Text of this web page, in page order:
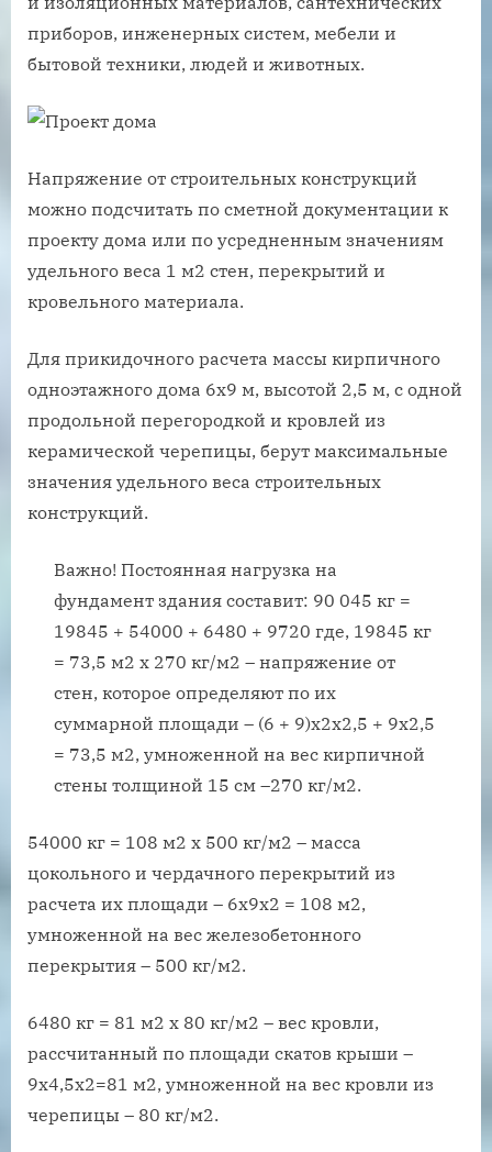
приборов, инженерных систем, мебели и
бытовой техники, людей и животных.
Напряжение от строительных конструкций
можно подсчитать по сметной документации к
проекту дома или по усредненным значениям
удельного веса 1 м2 стен, перекрытий и
кровельного материала.
Для прикидочного расчета массы кирпичного
одноэтажного дома 6х9 м, высотой 2,5 м, с одной
продольной перегородкой и кровлей из
керамической черепицы, берут максимальные
значения удельного веса строительных
конструкций.
Важно! Постоянная нагрузка на
фундамент здания составит: 90 045 кг =
19845 + 54000 + 6480 + 9720 где, 19845 кг
= 73,5 м2 х 270 кг/м2 – напряжение от
стен, которое определяют по их
суммарной площади – (6 + 9)х2х2,5 + 9х2,5
= 73,5 м2, умноженной на вес кирпичной
стены толщиной 15 см –270 кг/м2.
54000 кг = 108 м2 х 500 кг/м2 – масса
цокольного и чердачного перекрытий из
расчета их площади – 6х9х2 = 108 м2,
умноженной на вес железобетонного
перекрытия – 500 кг/м2.
6480 кг = 81 м2 х 80 кг/м2 – вес кровли,
рассчитанный по площади скатов крыши –
9х4,5х2=81 м2, умноженной на вес кровли из
черепицы – 80 кг/м2.